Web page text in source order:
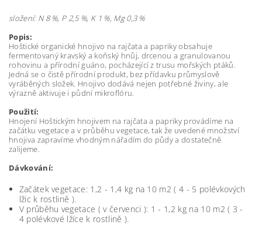
složení: N 8 %, P 2,5 %, K 1 %, Mg 0,3 %
Popis:
Hoštické organické hnojivo na rajčata a papriky obsahuje
fermentovaný kravský a koňský hnůj, drcenou a granulovanou
rohovinu a přírodní guáno, pocházející z trusu mořských ptáků.
Jedná se o čistě přírodní produkt, bez přídavku průmyslově
vyráběných složek. Hnojivo dodává nejen potřebné živiny, ale
výrazně aktivuje i půdní mikroflóru.
Použití:
Hnojení Hoštickým hnojivem na rajčata a papriky provádíme na
začátku vegetace a v průběhu vegetace, tak že uvedené množství
hnojiva zapravíme vhodným nářadím do půdy a dostatečně
zalijeme.
Dávkování:
Začátek vegetace: 1,2 - 1,4 kg na 10 m2 ( 4 - 5 polévkových
lžic k rostlině ).
V průběhu vegetace ( v červenci ): 1 - 1,2 kg na 10 m2 ( 3 -
4 polévkové lžíce k rostlině ).